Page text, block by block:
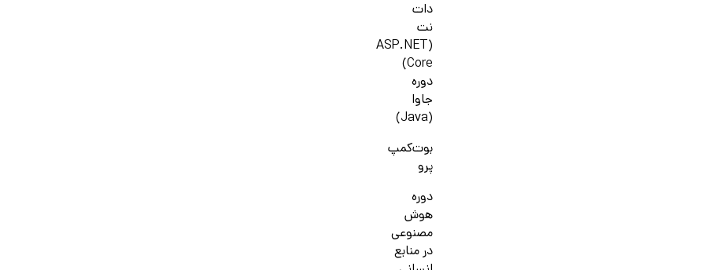
دات
نت
(ASP.NET
Core)
دوره
جاوا
(Java)
بوت‌کمپ
پرو
دوره
هوش
مصنوعی
در منابع